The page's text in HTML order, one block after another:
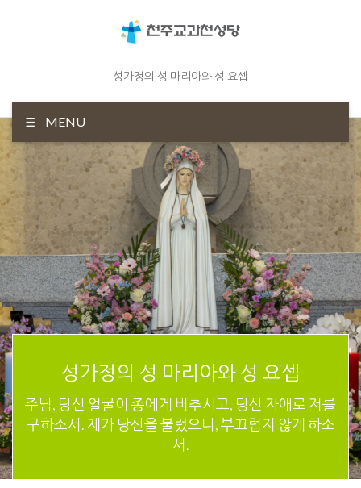
성가정의 성 마리아와 성 요셉
MENU
성가정의 성 마리아와 성 요셉
주님, 당신 얼굴이 종에게 비추시고, 당신 자애로 저를
구하소서. 제가 당신을 불렀으니, 부끄럽지 않게 하소
서.